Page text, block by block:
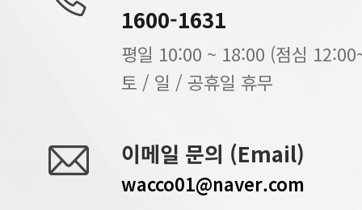
1600-1631
평일 10:00 ~ 18:00 (점심
토 / 일 / 공휴일 휴무
이메일 문의 (Email)
wacco01@naver.com